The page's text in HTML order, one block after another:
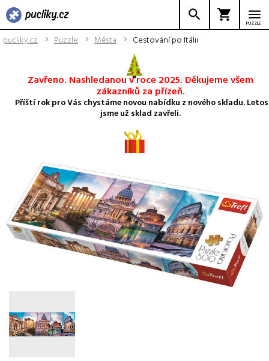
PUZZLE
pucliky.cz Puzzle Města Cestování po Itálii
Zavřeno. Nashledanou v roce 2025. Děkujeme všem
zákazníků za přízeň.
Příští rok pro Vás chystáme novou nabídku z nového skladu. Letos
jsme už sklad zavřeli.